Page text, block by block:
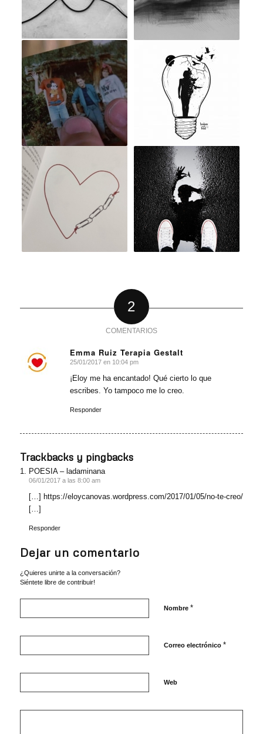
2
COMENTARIOS
Emma Ruiz Terapia Gestalt
Dice:
25/01/2017 en 10:04 pm
¡Eloy me ha encantado! Qué cierto lo que
escribes. Yo tampoco me lo creo.
Responder
Trackbacks y pingbacks
POESIA – ladaminana
06/01/2017 a las 8:00 am
[…] https://eloycanovas.wordpress.com/2017/01/05/no-te-creo/
[…]
Responder
Dejar un comentario
¿Quieres unirte a la conversación?
Siéntete libre de contribuir!
Nombre *
Correo electrónico *
Web